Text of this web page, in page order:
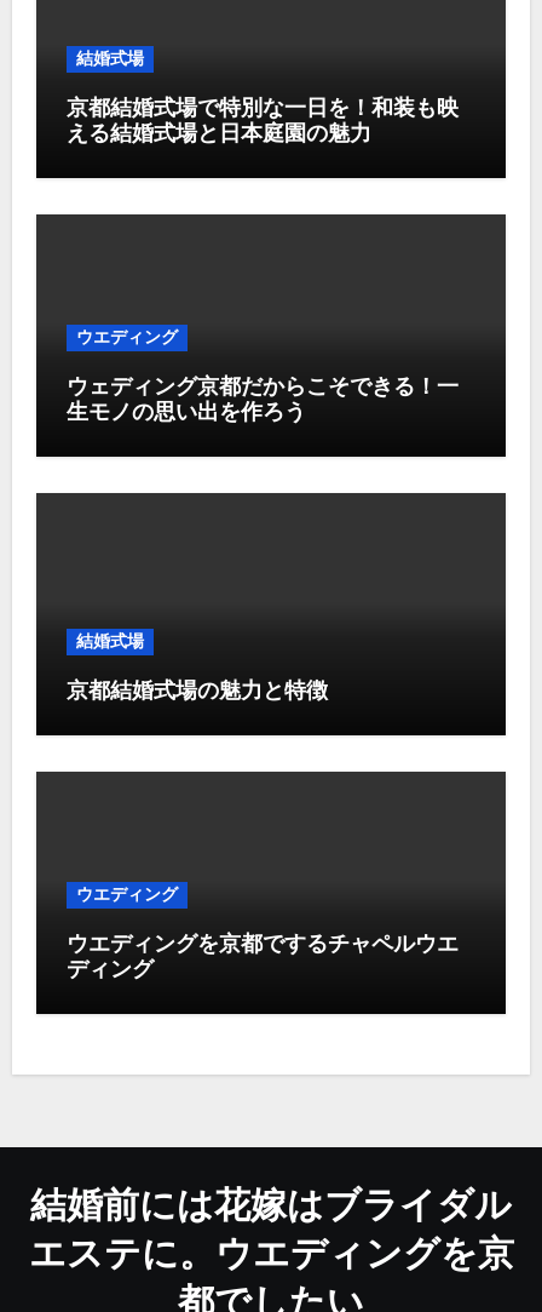
結婚式場
京都結婚式場で特別な一日を！和装も映
える結婚式場と日本庭園の魅力
ウエディング
ウェディング京都だからこそできる！一
生モノの思い出を作ろう
結婚式場
京都結婚式場の魅力と特徴
ウエディング
ウエディングを京都でするチャペルウエ
ディング
結婚前には花嫁はブライダル
エステに。ウエディングを京